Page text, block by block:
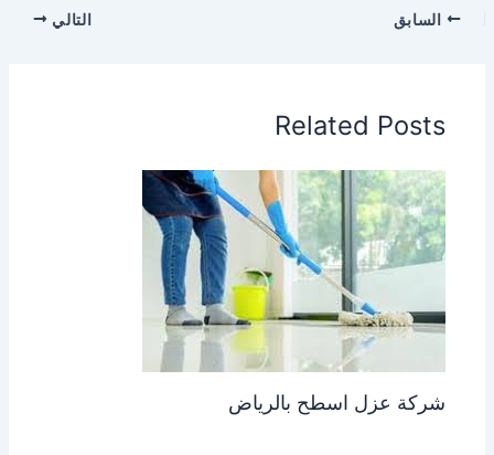
السابق التالي
Related Posts
شركة عزل اسطح بالرياض